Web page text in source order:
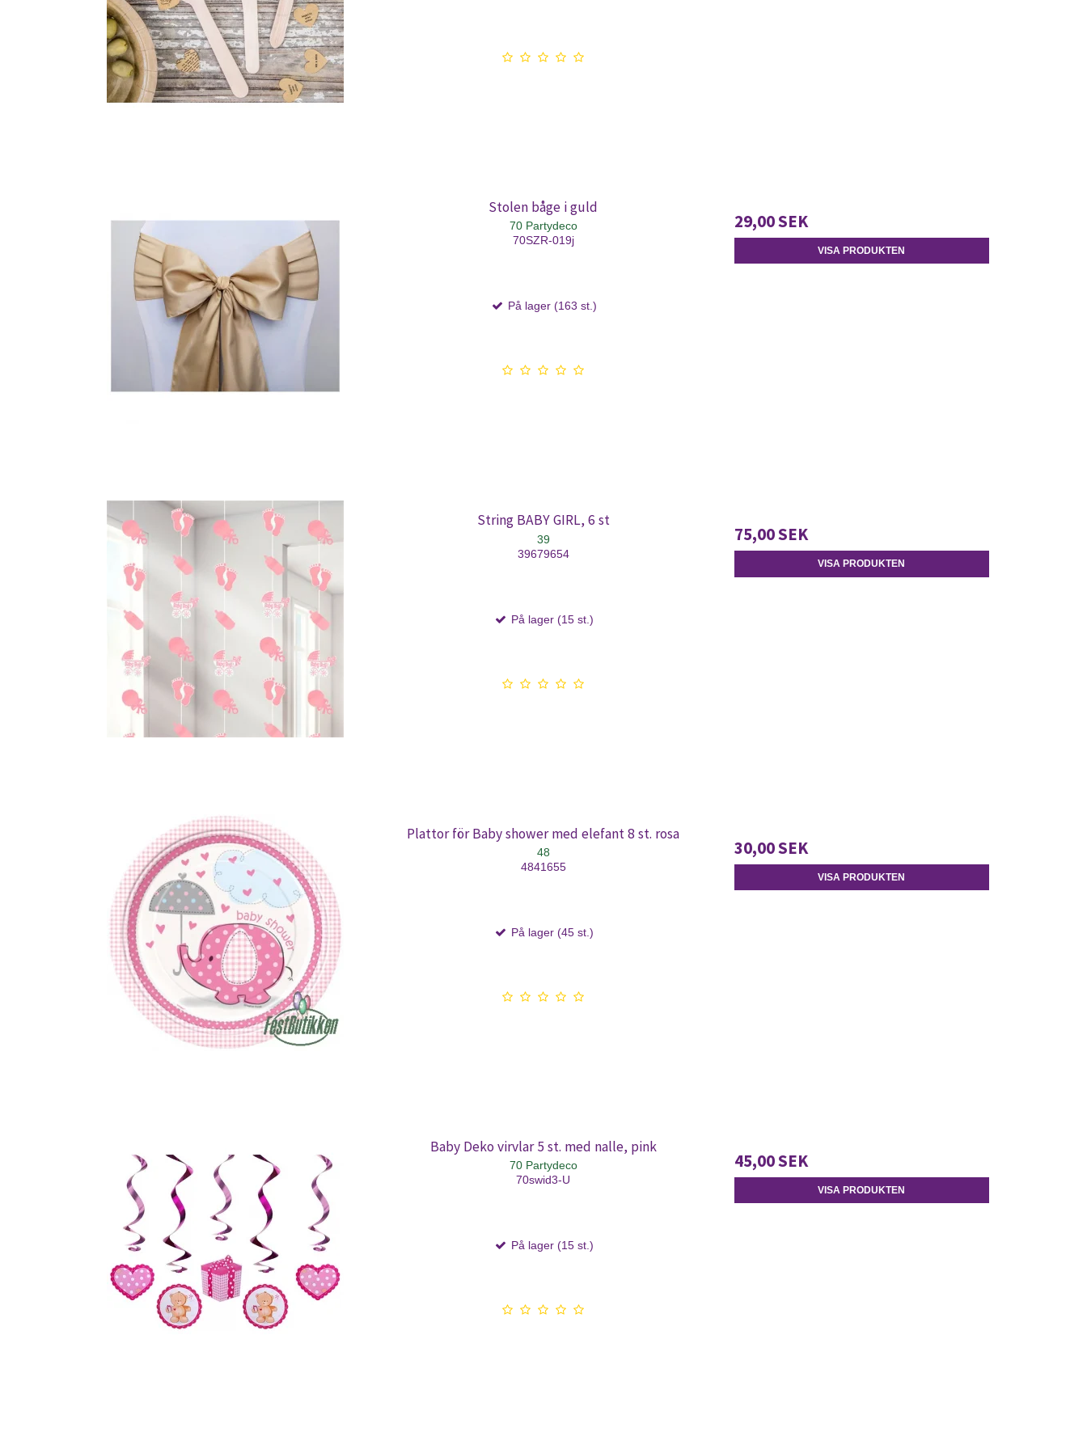
Stolen båge i guld
70 Partydeco
70SZR-019j
På lager (163 st.)
29,00 SEK
VISA PRODUKTEN
String BABY GIRL, 6 st
39
39679654
På lager (15 st.)
75,00 SEK
VISA PRODUKTEN
Plattor för Baby shower med elefant 8 st. rosa
48
4841655
På lager (45 st.)
30,00 SEK
VISA PRODUKTEN
Baby Deko virvlar 5 st. med nalle, pink
70 Partydeco
70swid3-U
På lager (15 st.)
45,00 SEK
VISA PRODUKTEN